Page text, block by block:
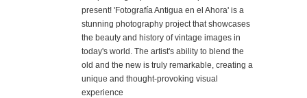
present! 'Fotografía Antigua en el Ahora' is a
stunning photography project that showcases
the beauty and history of vintage images in
today's world. The artist's ability to blend the
old and the new is truly remarkable, creating a
unique and thought-provoking visual
experience